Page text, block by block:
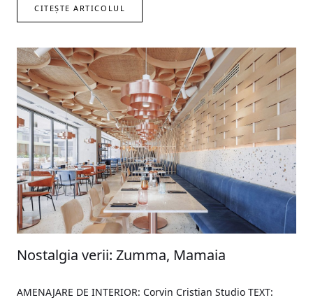
CITEȘTE ARTICOLUL
Nostalgia verii: Zumma, Mamaia
AMENAJARE DE INTERIOR: Corvin Cristian Studio TEXT: